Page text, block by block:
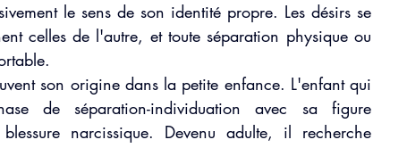
le sens de son identité propre. Les désirs se
celles de l'autre, et toute séparation physique ou
son origine dans la petite enfance. L'enfant qui
de séparation-individuation avec sa figure
narcissique. Devenu adulte, il recherche